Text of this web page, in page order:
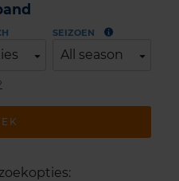
SEIZOEN
All season